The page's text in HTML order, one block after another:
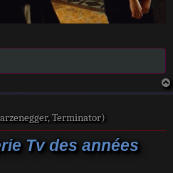
Terminator)
Tv des années